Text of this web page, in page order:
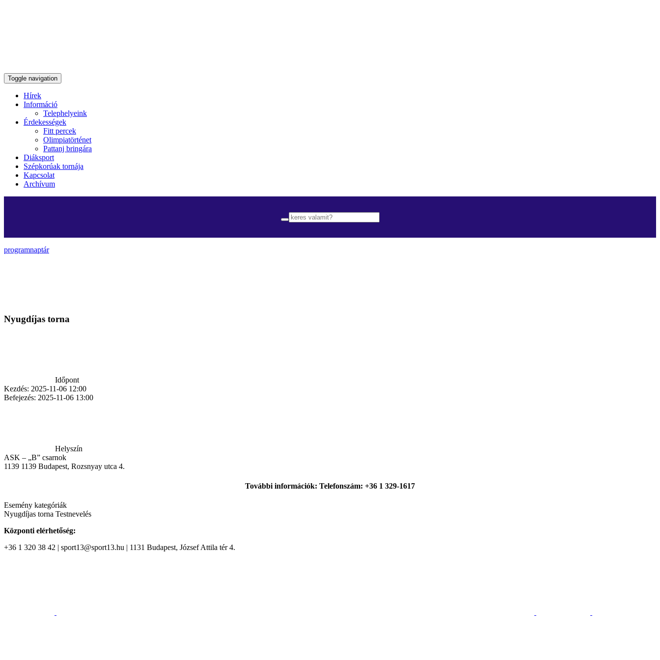
Toggle navigation
Hírek
Információ
Telephelyeink
Érdekességek
Fitt percek
Olimpiatörténet
Pattanj bringára
Diáksport
Szépkorúak tornája
Kapcsolat
Archívum
programnaptár
Nyugdíjas torna
Időpont
Kezdés: 2025-11-06 12:00
Befejezés: 2025-11-06 13:00
Helyszín
ASK – „B” csarnok
1139 1139 Budapest, Rozsnyay utca 4.
További információk: Telefonszám: +36 1 329-1617
Esemény kategóriák
Nyugdíjas torna Testnevelés
Központi elérhetőség:
+36 1 320 38 42 | sport13@sport13.hu | 1131 Budapest, József Attila tér 4.